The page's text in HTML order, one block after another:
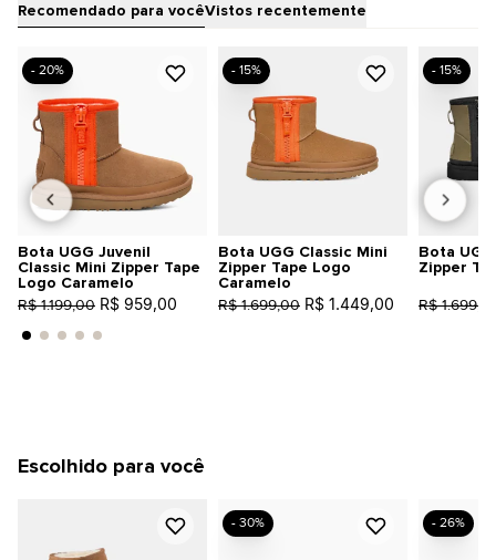
Recomendado para vocêVistos recentemente
Bota UGG Juvenil
Classic Mini Zipper Tape
Logo Caramelo
R$ 1.199,00 R$ 959,00
- 20%
Bota UGG Classic Mini
Zipper Tape Logo
Caramelo
R$ 1.699,00 R$ 1.449,00
- 15%
Bota
Zipper
R$
- 15%
Escolhido para você
- 30% - 26%